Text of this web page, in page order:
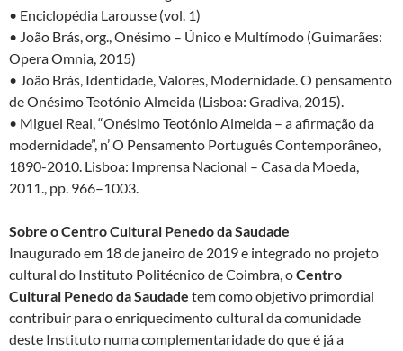
• Enciclopédia Larousse (vol. 1)
• João Brás, org., Onésimo – Único e Multímodo (Guimarães:
Opera Omnia, 2015)
• João Brás, Identidade, Valores, Modernidade. O pensamento
de Onésimo Teotónio Almeida (Lisboa: Gradiva, 2015).
• Miguel Real, “Onésimo Teotónio Almeida – a afirmação da
modernidade”, n’ O Pensamento Português Contemporâneo,
1890-2010. Lisboa: Imprensa Nacional – Casa da Moeda,
2011., pp. 966–1003.
Sobre o Centro Cultural Penedo da Saudade
Inaugurado em 18 de janeiro de 2019 e integrado no projeto
cultural do Instituto Politécnico de Coimbra, oCentro
Cultural Penedo da Saudade tem como objetivo primordial
contribuir para o enriquecimento cultural da comunidade
deste Instituto numa complementaridade do que é já a